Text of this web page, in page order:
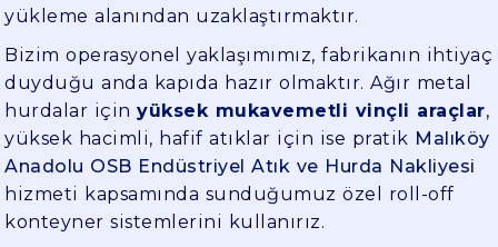
yükleme alanından uzaklaştırmaktır.
Bizim operasyonel yaklaşımımız, fabrikanın ihtiyaç
duyduğu anda kapıda hazır olmaktır. Ağır metal
hurdalar içinyüksek mukavemetli vinçli araçlar,
yüksek hacimli, hafif atıklar için ise pratik Malıköy
Anadolu OSB Endüstriyel Atık ve Hurda Nakliyesi
hizmeti kapsamında sunduğumuz özel roll-off
konteyner sistemlerini kullanırız.